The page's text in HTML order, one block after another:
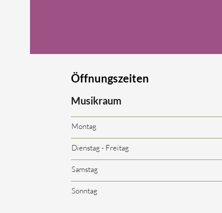
Öffnungszeiten​
Musikraum
Montag
Dienstag - Freitag
Samstag
Sonntag